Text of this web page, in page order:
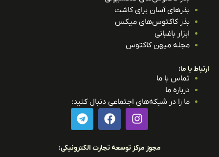
بذرهای آسان برای کاشت
بذر کاکتوس‌های میکس
ابزار باغبانی
مجله میهن کاکتوس
با ما:
تماس با ما
درباره ما
ما را در شبکه‌های اجتماعی دنبال کنید:
مجوز مرکز توسعه تجارت الکترونیکی: